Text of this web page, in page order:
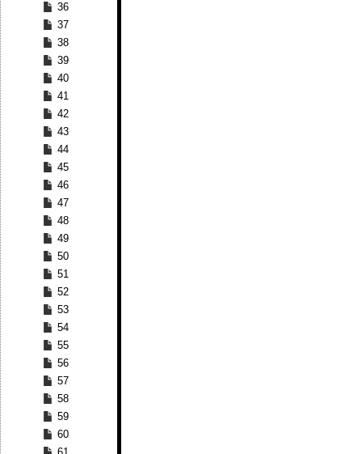
36
37
38
39
40
41
42
43
44
45
46
47
48
49
50
51
52
53
54
55
56
57
58
59
60